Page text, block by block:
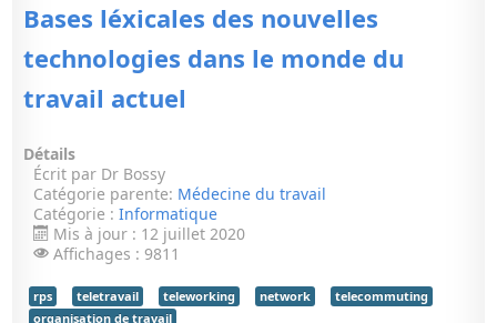
Bases léxicales des nouvelles
technologies dans le monde du
travail actuel
Détails
Écrit par Dr Bossy
Catégorie parente: Médecine du travail
Catégorie :Informatique
Mis à jour : 12 juillet 2020
Affichages : 9811
rps teletravail teleworking network
telecommuting
organisation de travail